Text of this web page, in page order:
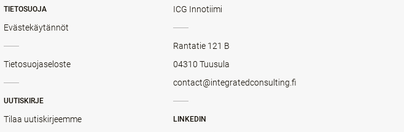
TIETOSUOJA
Evästekäytännöt
Tietosuojaseloste
UUTISKIRJE
Tilaa uutiskirjeemme
ICG Innotiimi
Rantatie 121 B
04310 Tuusula
contact@integratedconsulting.fi
LINKEDIN